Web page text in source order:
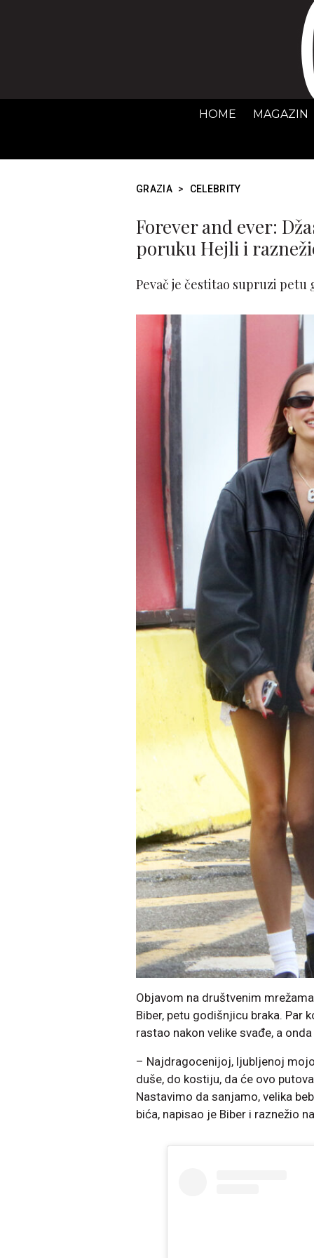
HOME MAGAZIN
GRAZIA > CELEBRITY
Forever and ever:
poruku Hejli i
Pevač je čestitao supruzi petu
Objavom na društvenim
Biber, petu godišnjicu braka. Par
rastao nakon velike svađe, a
– Najdragocenijoj, ljubljenoj
duše, do kostiju, da će ovo
Nastavimo da sanjamo, velika
bića, napisao je Biber i raznežio